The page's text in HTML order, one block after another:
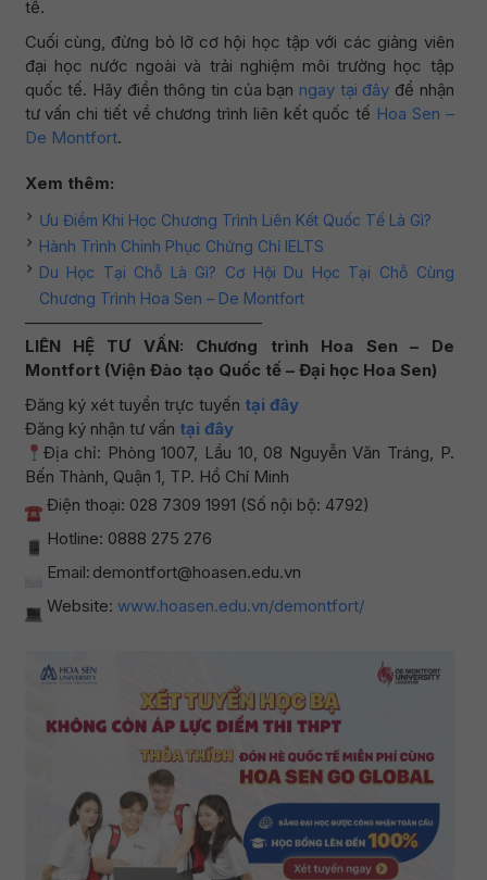
tế.
Cuối cùng, đừng bỏ lỡ cơ hội học tập với các giảng viên
đại học nước ngoài và trải nghiệm môi trường học tập
quốc tế. Hãy điền thông tin của bạn ngay tại đây để nhận
tư vấn chi tiết về chương trình liên kết quốc tế Hoa Sen –
De Montfort.
Xem thêm:
Ưu Điểm Khi Học Chương Trình Liên Kết Quốc Tế Là Gì?
Hành Trình Chinh Phục Chứng Chỉ IELTS
Du Học Tại Chỗ Là Gì? Cơ Hội Du Học Tại Chỗ Cùng
Chương Trình Hoa Sen – De Montfort
——————————————–
LIÊN HỆ TƯ VẤN: Chương trình Hoa Sen – De
Montfort (Viện Đào tạo Quốc tế – Đại học Hoa Sen)
Đăng ký xét tuyển trực tuyến tại đây
Đăng ký nhận tư vấn tại đây
Địa chỉ: Phòng 1007, Lầu 10, 08 Nguyễn Văn Tráng, P.
Bến Thành, Quận 1, TP. Hồ Chí Minh
Điện thoại: 028 7309 1991 (Số nội bộ: 4792)
Hotline: 0888 275 276
Email: demontfort@hoasen.edu.vn
Website: www.hoasen.edu.vn/demontfort/